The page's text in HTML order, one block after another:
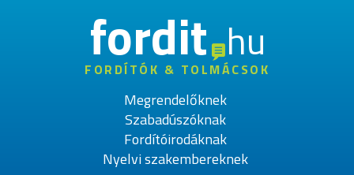
fordithu
FORDÍTÓK & TOLMÁCSOK
Megrendelőknek
Szabadúszóknak
Fordítóirodáknak
Nyelvi szakembereknek